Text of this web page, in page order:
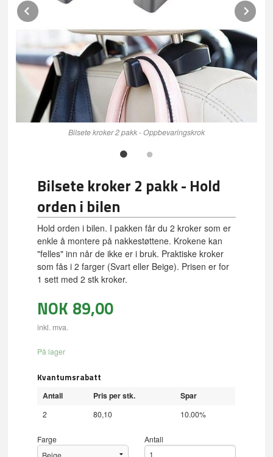
Bilsete kroker 2 pakk - Oppbevaringskrok
Prev
Bilsete kroker 2 pakk - Hold
orden i bilen
Hold orden i bilen. I pakken får du 2 kroker som er
enkle å montere på nakkestøttene. Krokene kan
"felles" inn når de ikke er i bruk. Praktiske kroker
som fås i 2 farger (Svart eller Beige). Prisen er for
1 sett med 2 stk kroker.
NOK 89,00
inkl. mva.
På lager
Kvantumsrabatt
Antall Pris per stk. Spar
2 80,10 10.00%
Farge Antall